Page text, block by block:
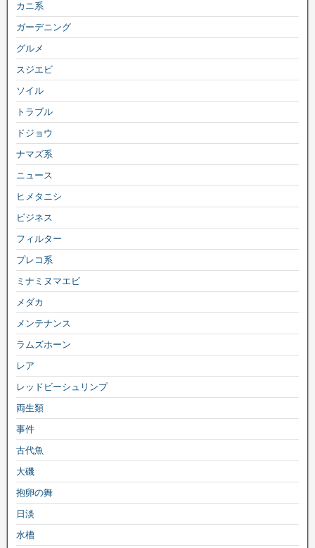
カニ系
ガーデニング
グルメ
スジエビ
ソイル
トラブル
ドジョウ
ナマズ系
ニュース
ヒメタニシ
ビジネス
フィルター
プレコ系
ミナミヌマエビ
メダカ
メンテナンス
ラムズホーン
レア
レッドビーシュリンプ
両生類
事件
古代魚
大磯
抱卵の舞
日淡
水槽